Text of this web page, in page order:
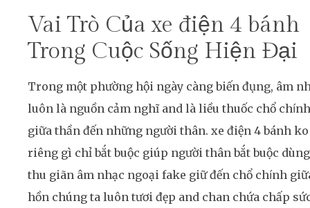
Vai Trò Của xe điện 4 bánh
Trong Cuộc Sống Hiện Đại
Trong một phường hội ngày càng biến đụng, âm
luôn là nguồn cảm nghĩ and là liều thuốc chổ chính
giữa thần đến những người thân. xe điện 4 bánh ko
riêng gì chỉ bắt buộc giúp người thân bắt buộc dùng
thu giãn âm nhạc ngoại fake giữ đến chổ chính
hồn chúng ta luôn tươi đẹp and chan chứa chấp